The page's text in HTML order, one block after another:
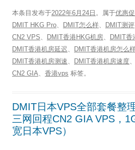
本条目发布于2022年6月24日 。属于优惠
DMIT HKG Pro、 DMIT怎么样、 DMIT测评
CN2 VPS、 DMIT香港HKG机房、 DMIT香
DMIT香港机房延迟、 DMIT香港机房怎么
DMIT香港机房测速、 DMIT香港机房速度、
CN2 GIA、 香港vps 标签。
DMIT日本VPS全部套餐整
三网回程CN2 GIA VPS，
宽日本VPS）